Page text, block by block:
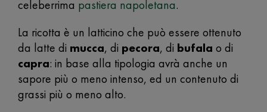
celeberrima pastiera napoletana.
La ricotta è un latticino che può essere ottenuto
da latte di mucca, di pecora, di bufala o di
capra: in base alla tipologia avrà anche un
sapore più o meno intenso, ed un contenuto di
grassi più o meno alto.